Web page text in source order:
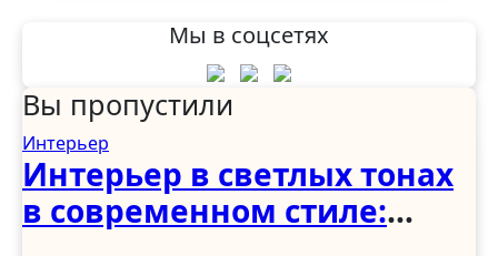
Мы в соцсетях
Вы пропустили
Интерьер
Интерьер в светлых тонах
в современном стиле: